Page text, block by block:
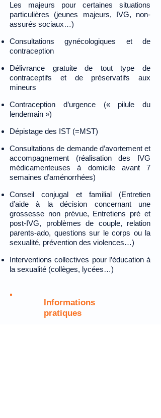
Les majeurs pour certaines situations
particulières (jeunes majeurs, IVG, non-
assurés sociaux…)
Consultations gynécologiques et de
contraception
Délivrance gratuite de tout type de
contraceptifs et de préservatifs aux
mineurs
Contraception d’urgence (« pilule du
lendemain »)
Dépistage des IST (=MST)
Consultations de demande d’avortement et
accompagnement (réalisation des IVG
médicamenteuses à domicile avant 7
semaines d’aménorrhées)
Conseil conjugal et familial (Entretien
d’aide à la décision concernant une
grossesse non prévue, Entretiens pré et
post-IVG, problèmes de couple, relation
parents-ado, questions sur le corps ou la
sexualité, prévention des violences…)
Interventions collectives pour l’éducation à
la sexualité (collèges, lycées…)
Informations
pratiques